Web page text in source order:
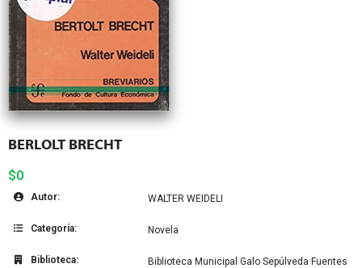
BERLOLT BRECHT
$0
Autor: WALTER WEIDELI
Categoría: Novela
Biblioteca: Biblioteca Municipal Galo Sepúlveda Fuentes